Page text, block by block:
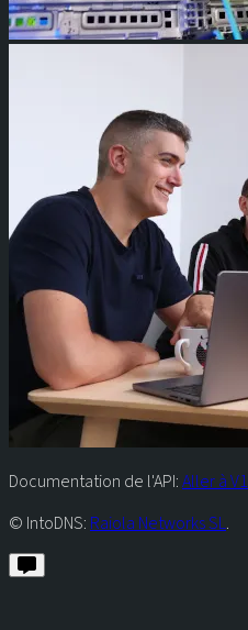
Documentation de l'API:Aller à V1
© IntoDNS: Raiola Networks SL.